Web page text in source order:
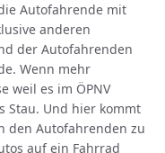
Autofahrende mit
anderen
der Autofahrenden
Wenn mehr
weil es im ÖPNV
Stau. Und hier kommt
den Autofahrenden zu
auf ein Fahrrad